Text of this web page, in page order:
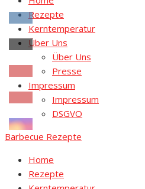
Rezepte
Kerntemperatur
Über Uns
Über Uns
Presse
Impressum
Impressum
DSGVO
Barbecue Rezepte
Home
Rezepte